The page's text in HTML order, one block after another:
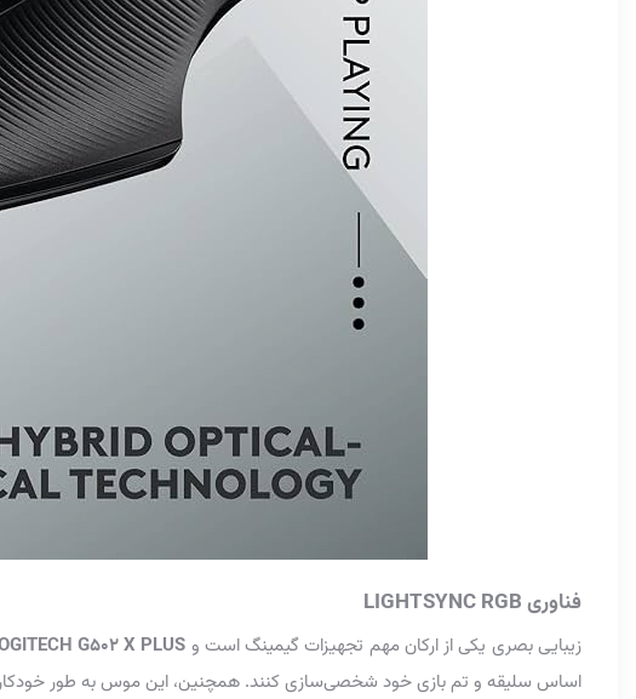
فناوری LIGHTSYNC RGB
زیبایی بصری یکی از ارکان مهم تجهیزات گیمینگ است و G502 X PLUS
اساس سلیقه و تم بازی خود شخصی‌سازی کنند. همچنین، این موس به طور